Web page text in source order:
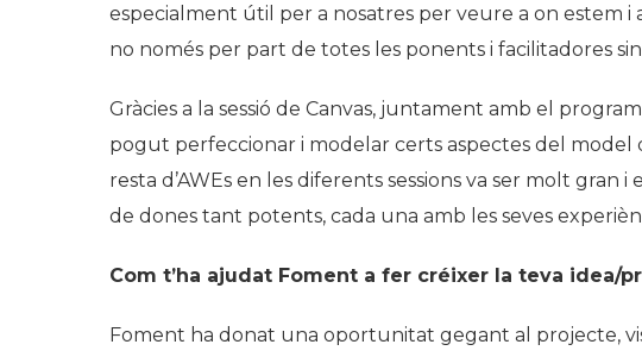
especialment útil per a nosatres per veure a on estem
no només per part de totes les ponents i facilitadores
Gràcies a la sessió de Canvas, juntament amb el
pogut perfeccionar i modelar certs aspectes del model
resta d’AWEs en les diferents sessions va ser molt
de dones tant potents, cada una amb les seves
Com t’ha ajudat Foment a fer créixer la teva idea/
Foment ha donat una oportunitat gegant al projecte,